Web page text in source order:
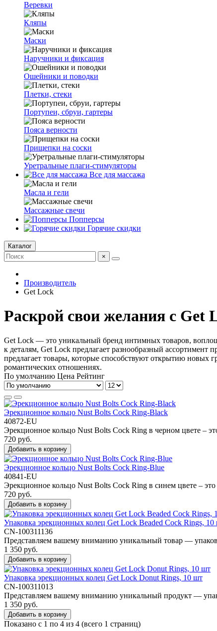
Веревки
Кляпы
Маски
Наручники и фиксация
Ошейники и поводки
Плетки, стеки
Портупеи, сбруи, гартеры
Пояса верности
Прищепки на соски
Уретральные плаги-стимуляторы
Все для массажа
Масла и гели
Массажные свечи
Попперсы
Горячие скидки
Каталог
×
Производитель
Get Lock
Раскрой свои желания с Get
Get Lock — это уникальный бренд интимных товаров,
к деталям, Get Lock предлагает разнообразный
предлагает товары, которые способствуют открытию
романтических отношениях.
По умолчанию Цена Рейтинг
Эрекционное кольцо Nust Bolts Cock Ring-Black
40872-EU
Эрекционное кольцо Nust Bolts Cock Ring в черном цвете –
720 руб.
Добавить в корзину
Эрекционное кольцо Nust Bolts Cock Ring-Blue
40841-EU
Эрекционное кольцо Nust Bolts Cock Ring в синем цвете –
720 руб.
Добавить в корзину
Упаковка эрекционных колец Get Lock Beaded Cock Rings, 10
CN-100311136
Представляем вашему вниманию уникальный товар —
1 350 руб.
Добавить в корзину
Упаковка эрекционных колец Get Lock Donut Rings, 10 шт
CN-100311013
Представляем вашему вниманию уникальный продукт —
1 350 руб.
Добавить в корзину
Показано с 1 по 4 из 4 (всего 1 страниц)